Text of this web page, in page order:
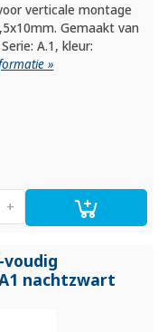
verticale montage
Gemaakt van
A.1, kleur:
»
+
nachtzwart